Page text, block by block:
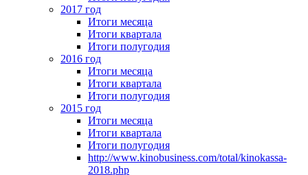
2017 год
Итоги месяца
Итоги квартала
Итоги полугодия
2016 год
Итоги месяца
Итоги квартала
Итоги полугодия
2015 год
Итоги месяца
Итоги квартала
Итоги полугодия
http://www.kinobusiness.com/total/kinokassa-
2018.php